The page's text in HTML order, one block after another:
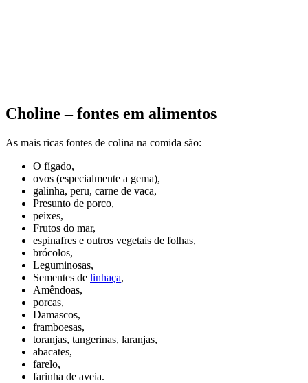
Choline – fontes em alimentos
As mais ricas fontes de colina na comida são:
O fígado,
ovos (especialmente a gema),
galinha, peru, carne de vaca,
Presunto de porco,
peixes,
Frutos do mar,
espinafres e outros vegetais de folhas,
brócolos,
Leguminosas,
Sementes de linhaça,
Amêndoas,
porcas,
Damascos,
framboesas,
toranjas, tangerinas, laranjas,
abacates,
farelo,
farinha de aveia.